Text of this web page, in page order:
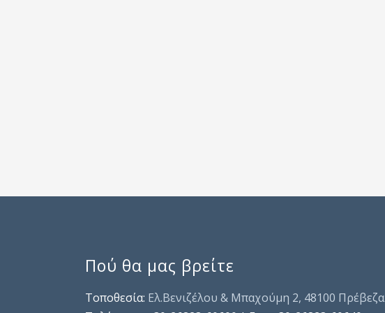
Πού θα μας βρείτε
Τοποθεσία: Ελ.Βενιζέλου & Μπαχούμη 2, 48100 Πρέβεζα